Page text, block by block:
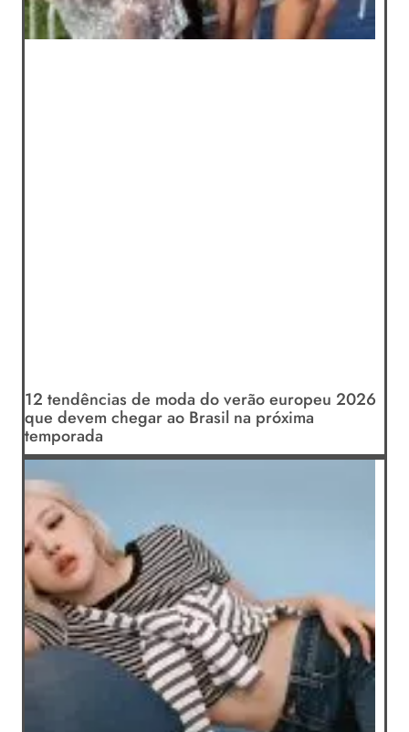
12 tendências de moda do verão europeu 2026
que devem chegar ao Brasil na próxima
temporada